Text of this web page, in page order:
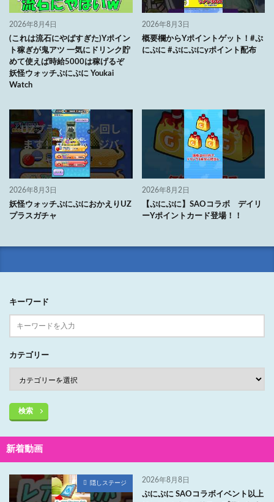
2026年8月4日
(これは流石にやばすぎた)Yポイン
ト稼ぎが鬼アツ 一気にドリンク貯
めて使えば時給5000は稼げるぞ
妖怪ウォッチぷにぷに Youkai
Watch
2026年8月3日
概要欄からYポイントゲット！#ぷ
にぷに #ぷにぷにyポイント配布
2026年8月3日
妖怪ウォッチぷにぷにおかえりUZ
プラスガチャ
2026年8月2日
【ぷにぷに】SAOコラボ デイリ
ーYポイントカード登場！！
キーワード
カテゴリー
検索
新着動画
隠しステージ 2026年8月8日
ぷにぷに SAOコラボイベント以上